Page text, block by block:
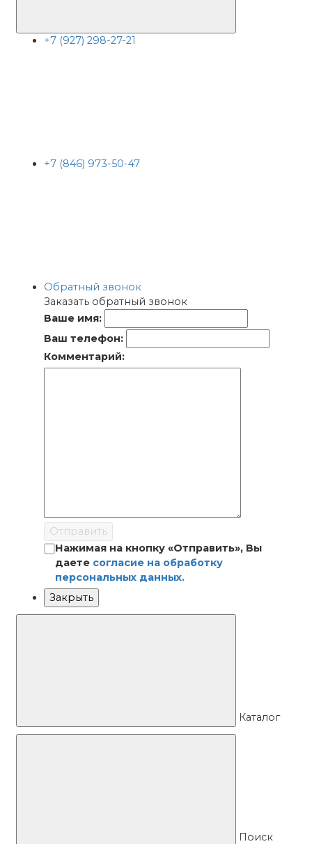
+7 (927) 298-27-21
+7 (846) 973-50-47
Обратный звонок
Заказать обратный звонок
Ваше имя:
Ваш телефон:
Комментарий:
Отправить
Нажимая на кнопку «Отправить», Вы
даете согласие на обработку
персональных данных.
Закрыть
Каталог
Поиск